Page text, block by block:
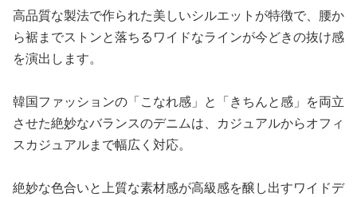
高品質な製法で作られた美しいシルエットが特徴で、腰か
ら裾までストンと落ちるワイドなラインが今どきの抜け感
を演出します。
韓国ファッションの「こなれ感」と「きちんと感」を両立
させた絶妙なバランスのデニムは、カジュアルからオフィ
スカジュアルまで幅広く対応。
絶妙な色合いと上質な素材感が高級感を醸し出すワイドデ